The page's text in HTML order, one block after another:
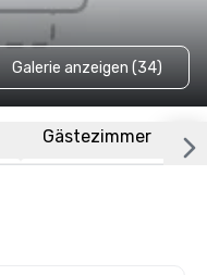
Galerie anzeigen (34)
Gästezimmer